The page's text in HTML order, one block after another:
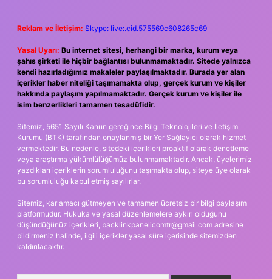
Reklam ve İletişim: Skype: live:.cid.575569c608265c69
Yasal Uyarı: Bu internet sitesi, herhangi bir marka, kurum veya
şahıs şirketi ile hiçbir bağlantısı bulunmamaktadır. Sitede yalnızca
kendi hazırladığımız makaleler paylaşılmaktadır. Burada yer alan
içerikler haber niteliği taşımamakta olup, gerçek kurum ve kişiler
hakkında paylaşım yapılmamaktadır. Gerçek kurum ve kişiler ile
isim benzerlikleri tamamen tesadüfidir.
Sitemiz, 5651 Sayılı Kanun gereğince Bilgi Teknolojileri ve İletişim
Kurumu (BTK) tarafından onaylanmış bir Yer Sağlayıcı olarak hizmet
vermektedir. Bu nedenle, sitedeki içerikleri proaktif olarak denetleme
veya araştırma yükümlülüğümüz bulunmamaktadır. Ancak, üyelerimiz
yazdıkları içeriklerin sorumluluğunu taşımakta olup, siteye üye olarak
bu sorumluluğu kabul etmiş sayılırlar.
Sitemiz, kar amacı gütmeyen ve tamamen ücretsiz bir bilgi paylaşım
platformudur. Hukuka ve yasal düzenlemelere aykırı olduğunu
düşündüğünüz içerikleri, backlinkpanelicomtr@gmail.com adresine
bildirmeniz halinde, ilgili içerikler yasal süre içerisinde sitemizden
kaldırılacaktır.